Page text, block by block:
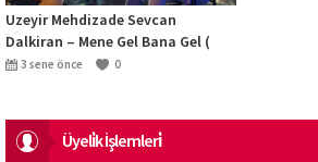
Uzeyir Mehdizade Sevcan
Dalkiran – Mene Gel Bana Gel (
Official Clip ) 2022
3 sene önce 0
Üyeli̇k İşlemleri̇